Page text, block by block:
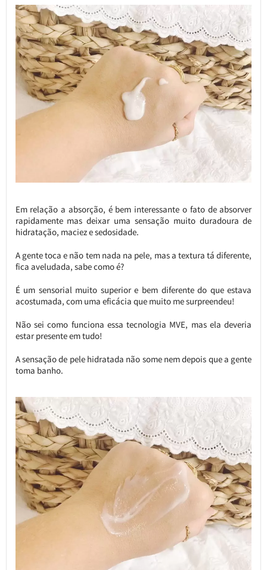
Em relação a absorção, é bem interessante o fato de absorver
rapidamente mas deixar uma sensação muito duradoura de
hidratação, maciez e sedosidade.
A gente toca e não tem nada na pele, mas a textura tá diferente,
fica aveludada, sabe como é?
É um sensorial muito superior e bem diferente do que estava
acostumada, com uma eficácia que muito me surpreendeu!
Não sei como funciona essa tecnologia MVE, mas ela deveria
estar presente em tudo!
A sensação de pele hidratada não some nem depois que a gente
toma banho.